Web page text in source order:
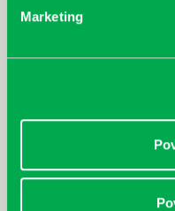
Marketing